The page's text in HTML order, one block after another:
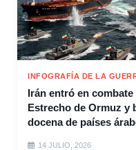
INFOGRAFÍA DE LA
Irán entró en
Estrecho de Ormuz y
docena de países
14 JULIO, 2026